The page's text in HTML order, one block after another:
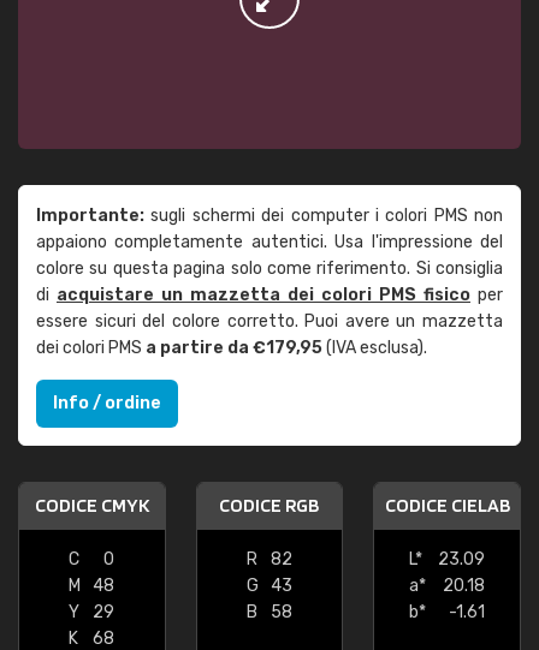
Importante: sugli schermi dei computer i colori PMS non
appaiono completamente autentici. Usa l'impressione del
colore su questa pagina solo come riferimento. Si consiglia
di acquistare un mazzetta dei colori PMS fisico per
essere sicuri del colore corretto. Puoi avere un mazzetta
dei colori PMS a partire da €179,95(IVA esclusa).
Info / ordine
CODICE CMYK
C
0
M
48
Y
29
K
68
CODICE RGB
R
82
G
43
B
58
CODICE CIELAB
L*
23.09
a*
20.18
b*
-1.61